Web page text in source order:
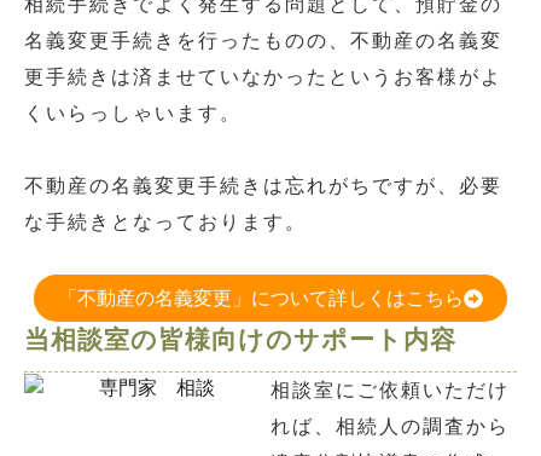
名義変更手続きを行ったものの、不動産の名義変
更手続きは済ませていなかったというお客様がよ
くいらっしゃいます。
不動産の名義変更手続きは忘れがちですが、必要
な手続きとなっております。
「不動産の名義変更」について詳しくはこちら
当相談室の皆様向けのサポート内容
相談室にご依頼いただけ
れば、相続人の調査から